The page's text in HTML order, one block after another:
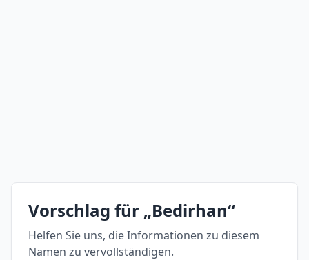
Vorschlag für „Bedirhan“
Helfen Sie uns, die Informationen zu diesem
Namen zu vervollständigen.